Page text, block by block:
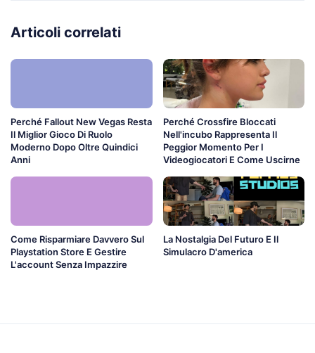
Articoli correlati
Perché Fallout New Vegas Resta
Il Miglior Gioco Di Ruolo
Moderno Dopo Oltre Quindici
Anni
Perché Crossfire Bloccati
Nell'incubo Rappresenta Il
Peggior Momento Per I
Videogiocatori E Come Uscirne
Come Risparmiare Davvero Sul
Playstation Store E Gestire
L'account Senza Impazzire
La Nostalgia Del Futuro E Il
Simulacro D'america